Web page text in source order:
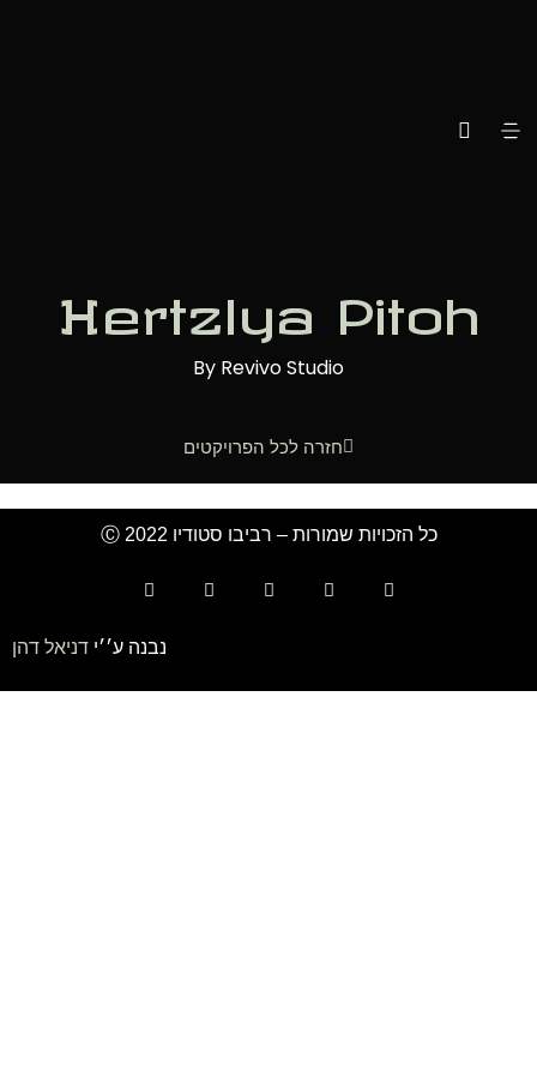
Hertzlya Pitoh
By Revivo Studio
חזרה לכל הפרויקטים
כל הזכויות שמורות – רביבו סטודיו Ⓒ 2022
נבנה ע׳׳י דניאל דהן